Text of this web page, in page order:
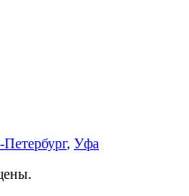
, Уфа